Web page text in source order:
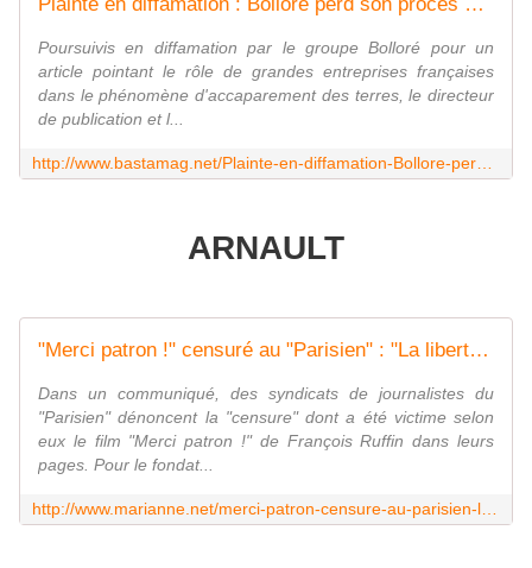
Poursuivis en diffamation par le groupe Bolloré pour un
article pointant le rôle de grandes entreprises françaises
dans le phénomène d'accaparement des terres, le directeur
de publication et l...
ARNAULT
"Merci patron !" censuré au "Parisien" : "La liberté de la presse est menacée"
Dans un communiqué, des syndicats de journalistes du
"Parisien" dénoncent la "censure" dont a été victime selon
eux le film "Merci patron !" de François Ruffin dans leurs
pages. Pour le fondat...